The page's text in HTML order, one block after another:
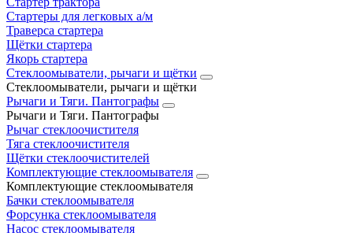
Стартеры для легковых а/м
Траверса стартера
Щётки стартера
Якорь стартера
Стеклоомыватели, рычаги и щётки
Стеклоомыватели, рычаги и щётки
Рычаги и Тяги. Пантографы
Рычаги и Тяги. Пантографы
Рычаг стеклоочистителя
Тяга стеклоочистителя
Щётки стеклоочистителей
Комплектующие стеклоомывателя
Комплектующие стеклоомывателя
Бачки стеклоомывателя
Форсунка стеклоомывателя
Насос стеклоомывателя